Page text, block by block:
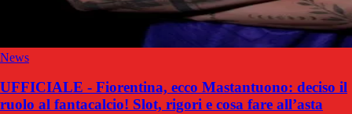
News
UFFICIALE - Fiorentina, ecco Mastantuono: deciso il
ruolo al fantacalcio! Slot, rigori e cosa fare all’asta